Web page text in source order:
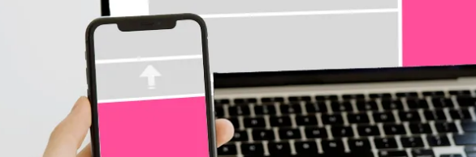
consulting
von daten zu ideen. von
verwandeln wir daten in